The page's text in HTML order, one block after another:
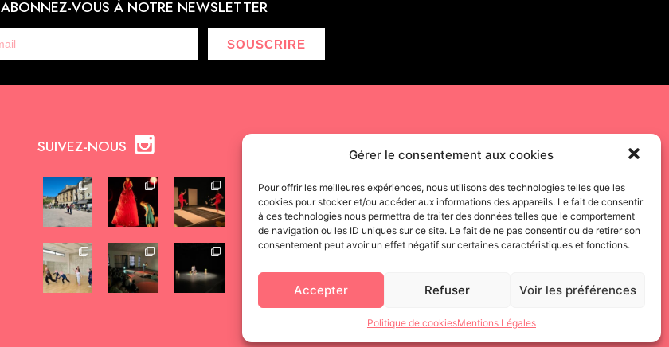
Gérer le consentement aux cookies
Pour offrir les meilleures expériences, nous utilisons des technologies telles que les
cookies pour stocker et/ou accéder aux informations des appareils. Le fait de consentir
à ces technologies nous permettra de traiter des données telles que le comportement
de navigation ou les ID uniques sur ce site. Le fait de ne pas consentir ou de retirer son
consentement peut avoir un effet négatif sur certaines caractéristiques et fonctions.
Accepter Refuser Voir les préférences
Politique de cookiesMentions Légales
ABONNEZ-VOUS À NOTRE NEWSLETTER
SOUSCRIRE
SUIVEZ-NOUS
LE PÔLE DANSE
AGENDA
RÉSIDENTS
ARCHIVES
CONTACT